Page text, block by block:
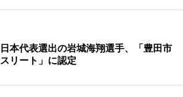
本代表選出の岩城海翔選手、「豊田市
リート」に認定